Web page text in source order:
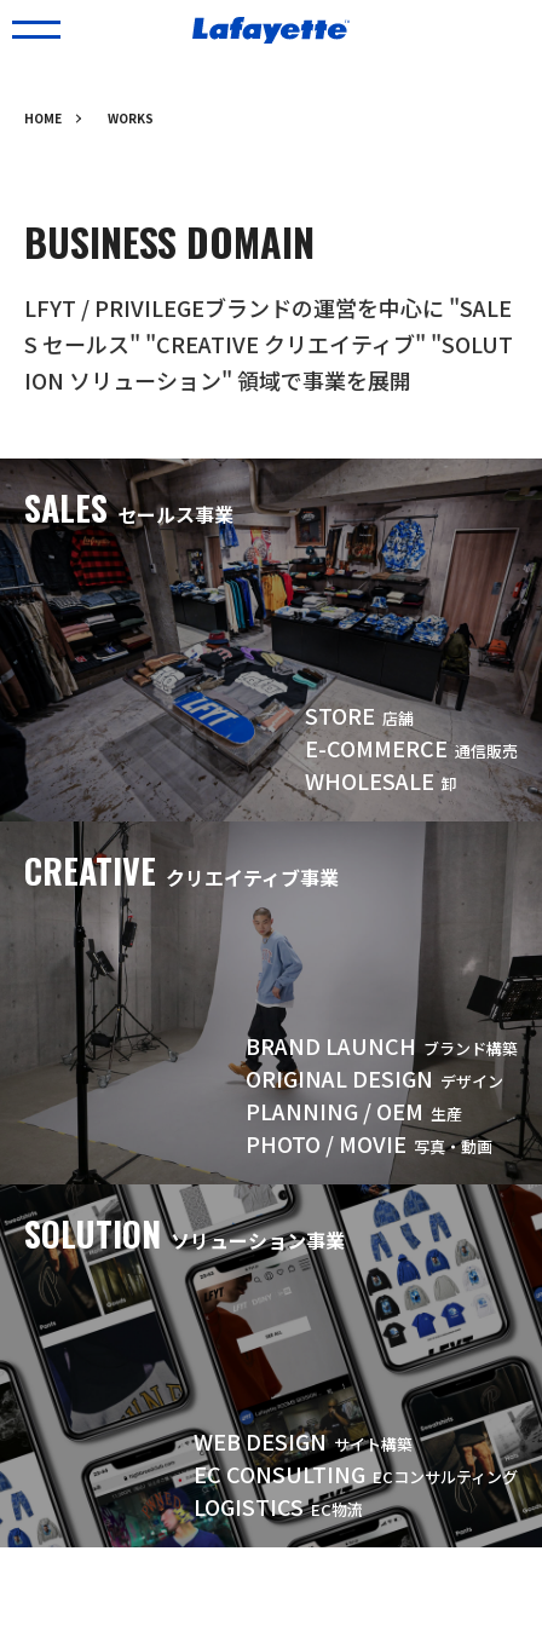
HOME WORKS
BUSINESS DOMAIN
LFYT / PRIVILEGEブランドの運営を中心に "SALE
S セールス" "CREATIVE クリエイティブ" "SOLUT
ION ソリューション" 領域で事業を展開
SALES セールス事業
STORE 店舗
E-COMMERCE 通信販売
WHOLESALE 卸
CREATIVE クリエイティブ事業
BRAND LAUNCH ブランド構築
ORIGINAL DESIGN デザイン
PLANNING / OEM 生産
PHOTO / MOVIE 写真・動画
SOLUTION ソリューション事業
WEB DESIGN サイト構築
EC CONSULTING ECコンサルティング
LOGISTICS EC物流